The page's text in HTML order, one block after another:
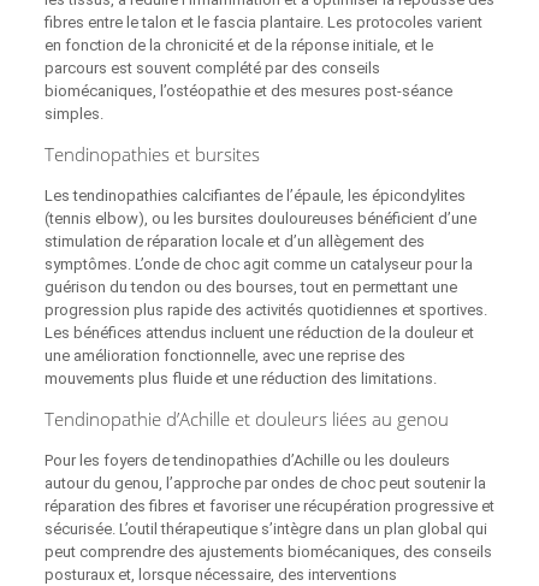
fibres entre le talon et le fascia plantaire. Les protocoles varient
en fonction de la chronicité et de la réponse initiale, et le
parcours est souvent complété par des conseils
biomécaniques, l’ostéopathie et des mesures post‑séance
simples.
Tendinopathies et bursites
Les tendinopathies calcifiantes de l’épaule, les épicondylites
(tennis elbow), ou les bursites douloureuses bénéficient d’une
stimulation de réparation locale et d’un allègement des
symptômes. L’onde de choc agit comme un catalyseur pour la
guérison du tendon ou des bourses, tout en permettant une
progression plus rapide des activités quotidiennes et sportives.
Les bénéfices attendus incluent une réduction de la douleur et
une amélioration fonctionnelle, avec une reprise des
mouvements plus fluide et une réduction des limitations.
Tendinopathie d’Achille et douleurs liées au genou
Pour les foyers de tendinopathies d’Achille ou les douleurs
autour du genou, l’approche par ondes de choc peut soutenir la
réparation des fibres et favoriser une récupération progressive et
sécurisée. L’outil thérapeutique s’intègre dans un plan global qui
peut comprendre des ajustements biomécaniques, des conseils
posturaux et, lorsque nécessaire, des interventions